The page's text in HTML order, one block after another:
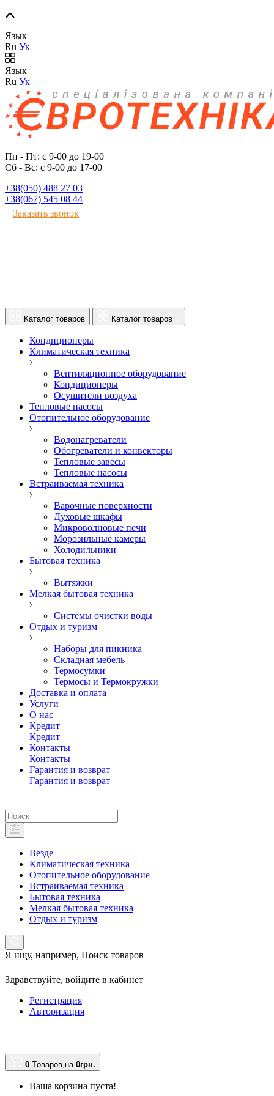
Язык
Ru Ук
Язык
Ru Ук
Пн - Пт: с 9-00 до 19-00
Сб - Вс: с 9-00 до 17-00
+38(050) 488 27 03
+38(067) 545 08 44
Заказать звонок
Каталог товаров Каталог товаров
Кондиционеры
Климатическая техника
Вентиляционное оборудование
Кондиционеры
Осушители воздуха
Тепловые насосы
Отопительное оборудование
Водонагреватели
Обогреватели и конвекторы
Тепловые завесы
Тепловые насосы
Встраиваемая техника
Варочные поверхности
Духовые шкафы
Микроволновые печи
Морозильные камеры
Холодильники
Бытовая техника
Вытяжки
Мелкая бытовая техника
Системы очистки воды
Отдых и туризм
Наборы для пикника
Складная мебель
Термосумки
Термосы и Термокружки
Доставка и оплата
Услуги
О нас
Кредит
Кредит
Контакты
Контакты
Гарантия и возврат
Гарантия и возврат
Везде
Климатическая техника
Отопительное оборудование
Встраиваемая техника
Бытовая техника
Мелкая бытовая техника
Отдых и туризм
Я ищу, например, Поиск товаров
Здравствуйте, войдите в кабинет
Регистрация
Авторизация
0 Tоваров,на 0грн.
Ваша корзина пуста!